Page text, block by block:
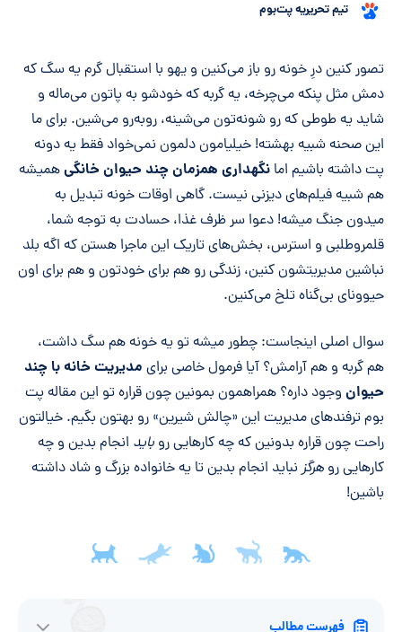
تیم تحریریه پت‌بوم
خلاصه مقاله
تصور کنین درِ خونه رو باز می‌کنین و یهو با استقبال گرم یه سگ که
دمش مثل پنکه می‌چرخه، یه گربه که خودشو به پاتون می‌ماله و
شاید یه طوطی که رو شونه‌تون می‌شینه، روبه‌رو می‌شین. برای ما
این صحنه شبیه بهشته! خیلیامون دلمون نمی‌خواد فقط یه دونه
پت داشته باشیم اما نگهداری همزمان چند حیوان خانگیهمیشه
هم شبیه فیلم‌های دیزنی نیست. گاهی اوقات خونه تبدیل به
میدون جنگ میشه! دعوا سر ظرف غذا، حسادت به توجه شما،
قلمروطلبی و استرس، بخش‌های تاریک این ماجرا هستن که اگه بلد
نباشین مدیریتشون کنین، زندگی رو هم برای خودتون و هم برای اون
حیوونای بی‌گناه تلخ می‌کنین.
سوال اصلی اینجاست: چطور میشه تو یه خونه هم سگ داشت،
هم گربه و هم آرامش؟ آیا فرمول خاصی برای مدیریت خانه با چند
حیوان وجود داره؟ همراهمون بمونین چون قراره تو این مقاله پت
بوم ترفندهای مدیریت این «چالش شیرین» رو بهتون بگیم. خیالتون
راحت چون قراره بدونین که چه کارهایی رو باید انجام بدین و چه
کارهایی رو هرگزنباید انجام بدین تا یه خانواده بزرگ و شاد داشته
باشین!
فهرست مطالب